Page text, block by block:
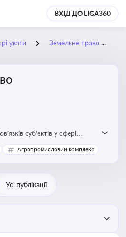
ВХІД ДО LIGA360
уваги Земельне право
суб’єктів у сфері
сервітут, що є
захисту майнових прав
земельними ресурсами
Агропромисловий комплекс
Усі публікації